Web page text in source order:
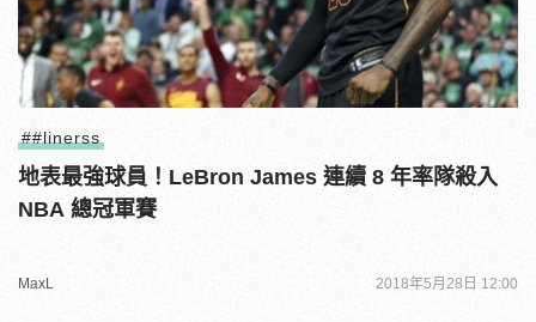
##linerss
地表最強球員！LeBron James 連續 8 年率隊殺入
NBA 總冠軍賽
MaxL 2018年5月28日 12:00